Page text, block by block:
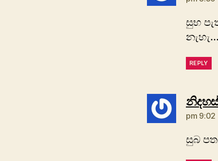
සුභ
REPLY
pm 9:02
සුබ